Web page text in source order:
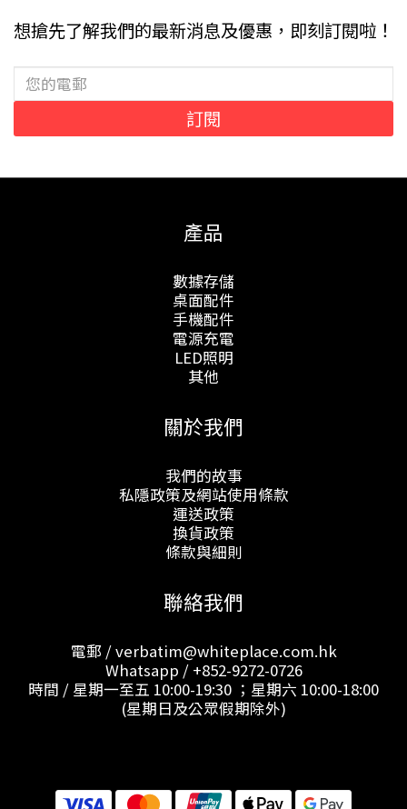
想搶先了解我們的最新消息及優惠，即刻訂閱啦！
訂閱
產品
數據存儲
桌面配件
手機配件
電源充電
LED照明
其他
關於我們
我們的故事
私隱政策及網站使用條款
運送政策
換貨政策
條款與細則
聯絡我們
電郵 / verbatim@whiteplace.com.hk
Whatsapp / +852-9272-0726
時間 / 星期一至五 10:00-19:30 ；星期六 10:00-18:00
(星期日及公眾假期除外)